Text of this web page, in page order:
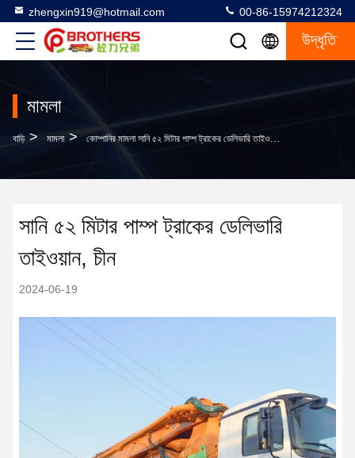
zhengxin919@hotmail.com 00-86-15974212324
উদ্ধৃতি
মামলা
বাড়ি > মামলা > কোম্পানির মামলা সানি ৫২ মিটার পাম্প ট্রাকের ডেলিভারি তাইওয়ান, চীন
সানি ৫২ মিটার পাম্প ট্রাকের ডেলিভারি
তাইওয়ান, চীন
2024-06-19